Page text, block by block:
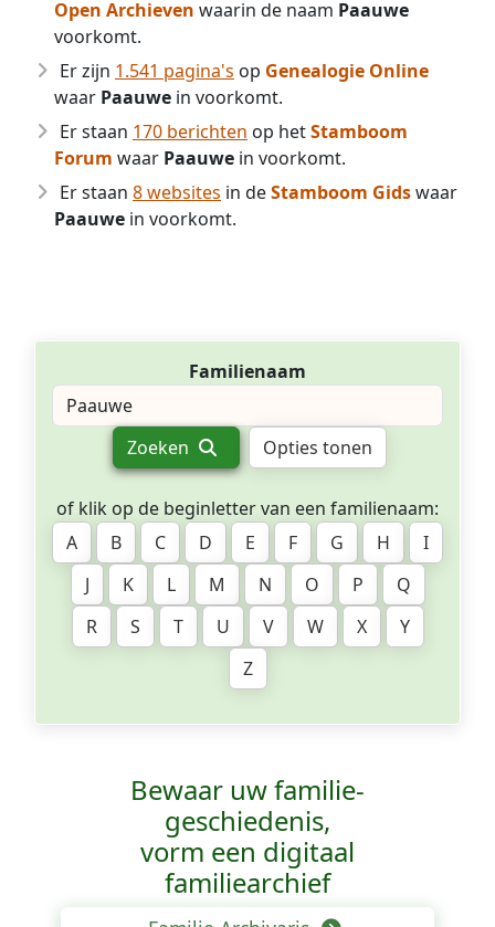
Open Archieven waarin de naam Paauwe
voorkomt.
Er zijn 1.541 pagina's op Genealogie Online
waar Paauwe in voorkomt.
Er staan 170 berichten op hetStamboom
Forum waar Paauwe in voorkomt.
Er staan 8 websites in deStamboom Gidswaar
Paauwe in voorkomt.
Familienaam
Zoeken Opties tonen
of klik op de beginletter van een familienaam:
A
B C D E F G H
I
J
K L M N O P
Q
R
S T U V W X
Y
Z
Bewaar uw familie­
geschiedenis,
vorm een digitaal
familiearchief